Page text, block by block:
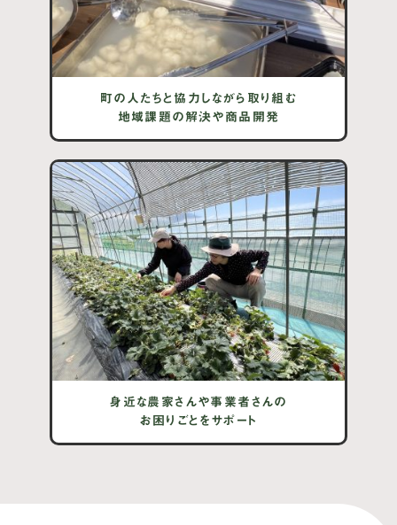
町の人たちと協力しながら取り組む
地域課題の解決や商品開発
身近な農家さんや事業者さんの
お困りごとをサポート